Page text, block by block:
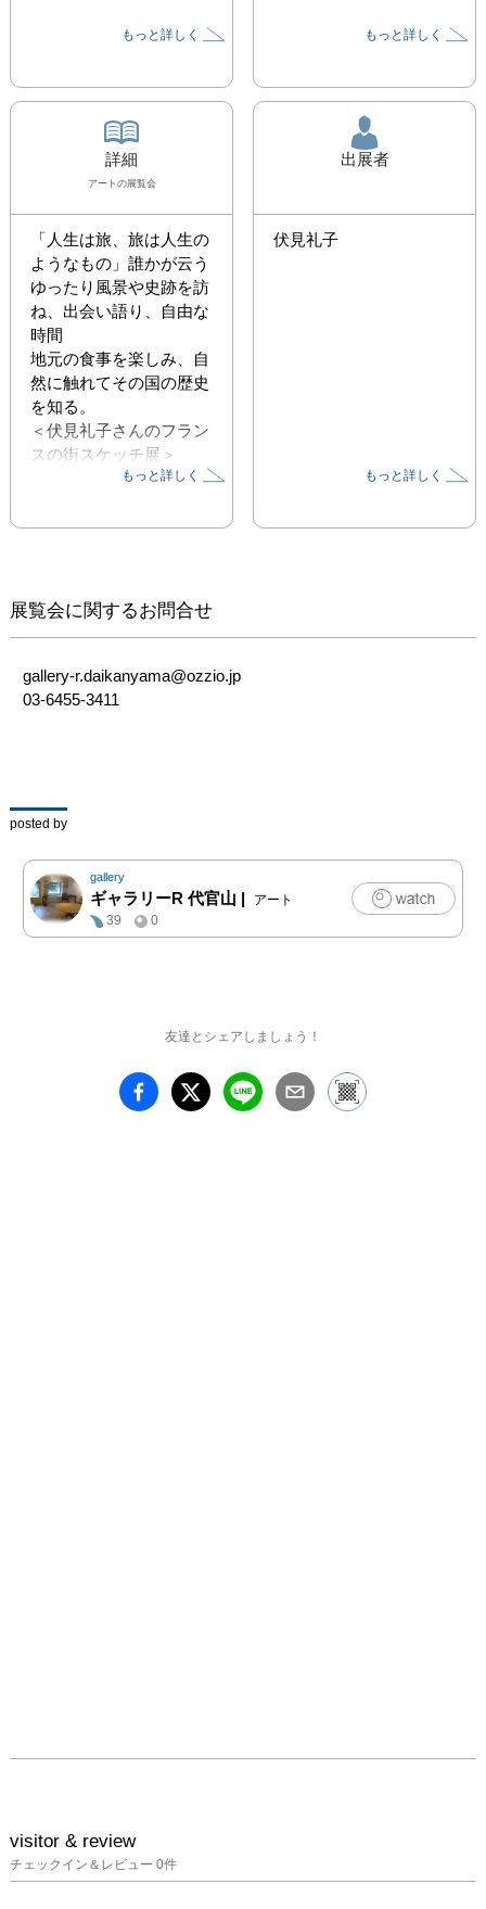
もっと詳しく もっと詳しく
詳細
アート の展覧会
「人生は旅、旅は人生の
ようなもの」誰かが云う
ゆったり風景や史跡を訪
ね、出会い語り、自由な
時間
地元の食事を楽しみ、自
然に触れてその国の歴史
を知る。
＜伏見礼子さんのフラン
スの街スケッチ展＞
旅の途中その場面をスケ
街
い出
伏見礼子さんの描くスケ
皆様のフランスの旅の想
い出と
もっと詳しく
出展者
伏見礼子
もっと詳しく
展覧会に関するお問合せ
gallery-r.daikanyama@ozzio.jp
03-6455-3411
posted by
gallery
ギャラリーR 代官山 |
アート
39
0
友達とシェアしましょう！
visitor & review
チェックイン＆レビュー 0件